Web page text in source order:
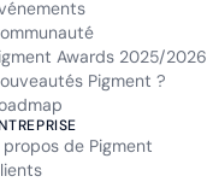
Awards 2025/2026
Pigment ?
propos de Pigment